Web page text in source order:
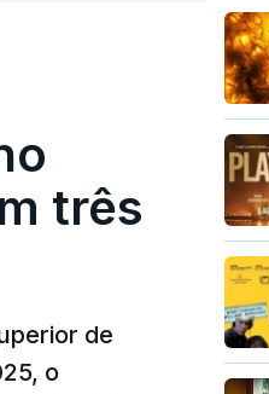
três
de
o